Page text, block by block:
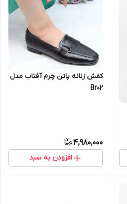
کفش زنانه پاتن چرم آفتاب مدل
Br02
4,980,000
افزودن به سبد